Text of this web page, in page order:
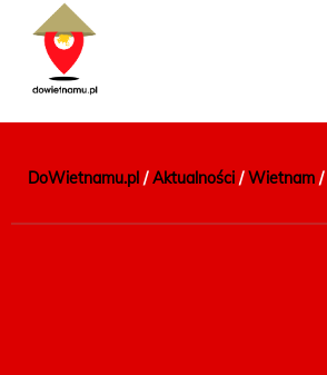
DoWietnamu.pl /Aktualności /Wietnam /